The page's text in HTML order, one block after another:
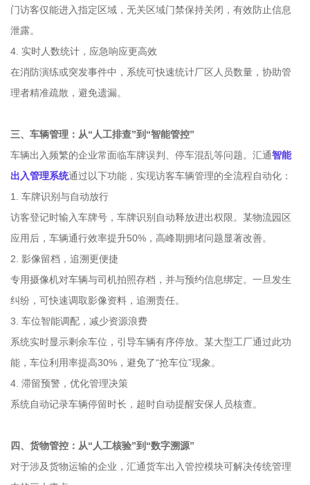
门访客仅能进入指定区域，无关区域门禁保持关闭，有效防止信息
泄露。
4. 实时人数统计，应急响应更高效
在消防演练或突发事件中，系统可快速统计厂区人员数量，协助管
理者精准疏散，避免遗漏。
三、车辆管理：从“人工排查”到“智能管控”
车辆出入频繁的企业常面临车牌误判、停车混乱等问题。汇通智能
出入管理系统通过以下功能，实现访客车辆管理的全流程自动化：
1. 车牌识别与自动放行
访客登记时输入车牌号，车牌识别自动释放进出权限。某物流园区
应用后，车辆通行效率提升50%，高峰期拥堵问题显著改善。
2. 影像留档，追溯更便捷
专用摄像机对车辆与司机拍照存档，并与预约信息绑定。一旦发生
纠纷，可快速调取影像资料，追溯责任。
3. 车位智能调配，减少资源浪费
系统实时显示剩余车位，引导车辆有序停放。某大型工厂通过此功
能，车位利用率提高30%，避免了“抢车位”现象。
4. 滞留预警，优化管理决策
系统自动记录车辆停留时长，超时自动提醒安保人员核查。
四、货物管控：从“人工核验”到“数字溯源”
对于涉及货物运输的企业，汇通货车出入管控模块可解决传统管理